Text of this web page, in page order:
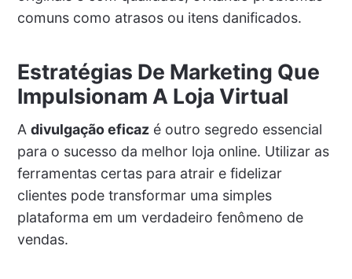
comuns como atrasos ou itens danificados.
Estratégias De Marketing Que
Impulsionam A Loja Virtual
A divulgação eficazé outro segredo essencial
para o sucesso da melhor loja online. Utilizar as
ferramentas certas para atrair e fidelizar
clientes pode transformar uma simples
plataforma em um verdadeiro fenômeno de
vendas.